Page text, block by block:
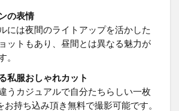
の表情
には夜間のライトアップを活かした
ットもあり、昼間とは異なる魅力が
。
私服おしゃれカット
うカジュアルで自分たちらしい一枚
お持ち込み頂き無料で撮影可能です。